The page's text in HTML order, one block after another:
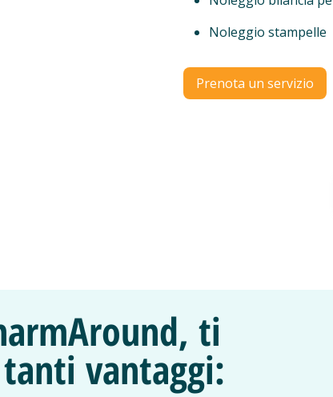
Noleggio stampelle
Prenota un servizio
ti
vantaggi: